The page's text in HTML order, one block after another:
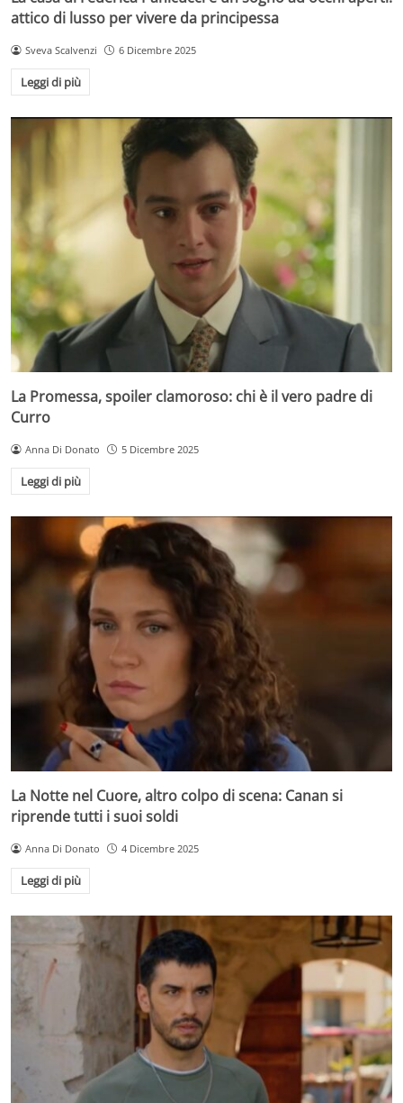
attico di lusso per vivere da principessa
Sveva Scalvenzi 6 Dicembre 2025
Leggi di più
La Promessa, spoiler clamoroso: chi è il vero padre di
Curro
Anna Di Donato 5 Dicembre 2025
Leggi di più
La Notte nel Cuore, altro colpo di scena: Canan si
riprende tutti i suoi soldi
Anna Di Donato 4 Dicembre 2025
Leggi di più